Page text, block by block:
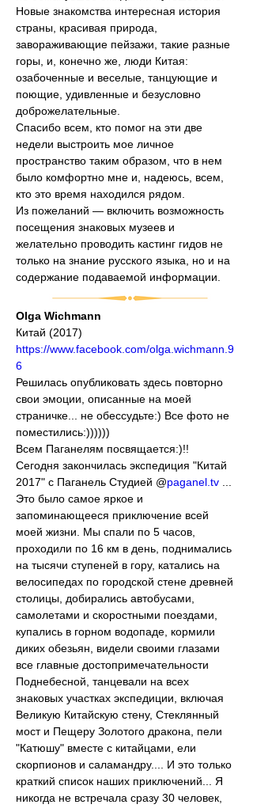
Новые знакомства интересная история
страны, красивая природа,
завораживающие пейзажи, такие разные
горы, и, конечно же, люди Китая:
озабоченные и веселые, танцующие и
поющие, удивленные и безусловно
доброжелательные.
Спасибо всем, кто помог на эти две
недели выстроить мое личное
пространство таким образом, что в нем
было комфортно мне и, надеюсь, всем,
кто это время находился рядом.
Из пожеланий — включить возможность
посещения знаковых музеев и
желательно проводить кастинг гидов не
только на знание русского языка, но и на
содержание подаваемой информации.
Olga Wichmann
Китай (2017)
https://www.facebook.com/olga.wichmann.9
6
Решилась опубликовать здесь повторно
свои эмоции, описанные на моей
страничке... не обессудьте:) Все фото не
поместились:))))))
Всем Паганелям посвящается:)!!
Сегодня закончилась экспедиция "Китай
2017" с Паганель Студией @paganel.tv
Это было самое яркое и
запоминающееся приключение всей
моей жизни. Мы спали по 5 часов,
проходили по 16 км в день, поднимались
на тысячи ступеней в гору, катались на
велосипедах по городской стене древней
столицы, добирались автобусами,
самолетами и скоростными поездами,
купались в горном водопаде, кормили
диких обезьян, видели своими глазами
все главные достопримечательности
Поднебесной, танцевали на всех
знаковых участках экспедиции, включая
Великую Китайскую стену, Стеклянный
мост и Пещеру Золотого дракона, пели
"Катюшу" вместе с китайцами, ели
скорпионов и саламандру.... И это только
краткий список наших приключений... Я
никогда не встречала сразу 30 человек,